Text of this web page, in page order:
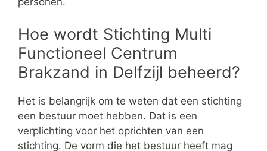
Hoe wordt Stichting Multi
Functioneel Centrum
Brakzand in Delfzijl beheerd?
Het is belangrijk om te weten dat een stichting
een bestuur moet hebben. Dat is een
verplichting voor het oprichten van een
stichting. De vorm die het bestuur heeft mag